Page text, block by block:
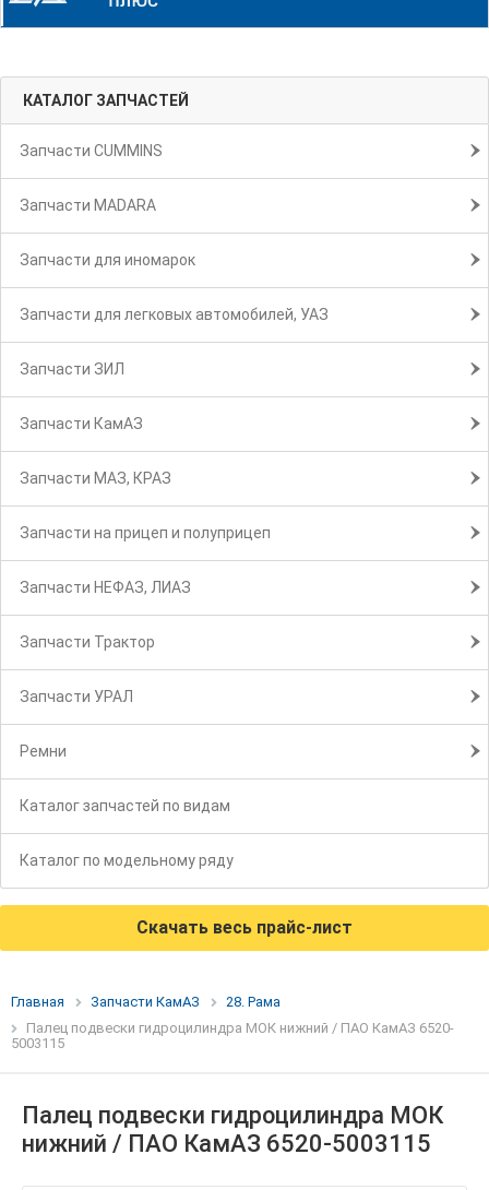
КАТАЛОГ ЗАПЧАСТЕЙ
Запчасти CUMMINS
Запчасти MADARA
Запчасти для иномарок
Запчасти для легковых автомобилей, УАЗ
Запчасти ЗИЛ
Запчасти КамАЗ
Запчасти МАЗ, КРАЗ
Запчасти на прицеп и полуприцеп
Запчасти НЕФАЗ, ЛИАЗ
Запчасти Трактор
Запчасти УРАЛ
Ремни
Каталог запчастей по видам
Каталог по модельному ряду
Скачать весь прайс-лист
Главная Запчасти КамАЗ
28. Рама
Палец подвески гидроцилиндра МОК нижний / ПАО КамАЗ 6520-
5003115
Палец подвески гидроцилиндра МОК
нижний / ПАО КамАЗ 6520-5003115